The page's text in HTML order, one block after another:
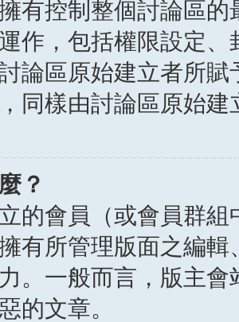
有控制整個討論區
作，包括權限設定
論區原始建立者所
同樣由討論區原始建
？
的會員（或會員群
有所管理版面之編
。一般而言，版主
的文章。